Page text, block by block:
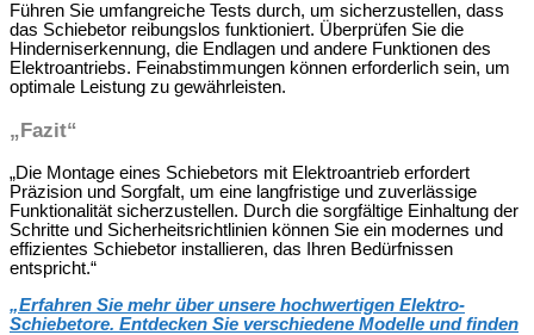
Führen Sie umfangreiche Tests durch, um sicherzustellen, dass
das Schiebetor reibungslos funktioniert. Überprüfen Sie die
Hinderniserkennung, die Endlagen und andere Funktionen des
Elektroantriebs. Feinabstimmungen können erforderlich sein, um
optimale Leistung zu gewährleisten.
„Fazit“
„Die Montage eines Schiebetors mit Elektroantrieb erfordert
Präzision und Sorgfalt, um eine langfristige und zuverlässige
Funktionalität sicherzustellen. Durch die sorgfältige Einhaltung der
Schritte und Sicherheitsrichtlinien können Sie ein modernes und
effizientes Schiebetor installieren, das Ihren Bedürfnissen
entspricht.“
„Erfahren Sie mehr über unsere hochwertigen Elektro-
Schiebetore. Entdecken Sie verschiedene Modelle und finden